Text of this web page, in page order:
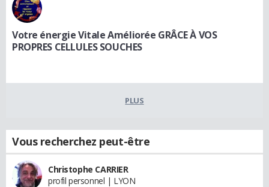
Votre énergie Vitale Améliorée GRÂCE À VOS
PROPRES CELLULES SOUCHES
PLUS
Vous recherchez peut-être
Christophe CARRIER
profil personnel | LYON